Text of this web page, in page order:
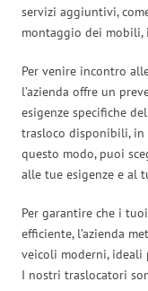
servizi aggiuntivi,
montaggio dei mobili,
Per venire incontro
l’azienda offre un
esigenze specifiche
trasloco disponibili, in
questo modo, puoi
alle tue esigenze e al
Per garantire che i
efficiente, l’azienda
veicoli moderni, ideali
I nostri traslocatori